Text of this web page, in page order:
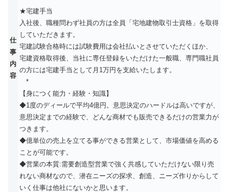
仕
事
内
容
★宅建手当
入社後、職種問わず社員の方は全員「宅地建物取引士資格」を取得
していただきます。
宅建試験合格時には試験費用は会社払いとさせていただくほか、
宅建資格取得後、当社に専任登録をいただけた一般職、専門職社員
の方には宅建手当として月1万円を支給いたします。
*
【身につく能力・経験・知識】
◆1度のディールで平均4億円。意思決定のハードルは高いですが、
意思決定までの経験で、どんな商材でも販売できるだけの営業力が
つきます。
◆億単位の売上を立てる事ができる営業として、市場価値を高める
ことが可能です。
◆営業の本質:需要創造型営業で強く共感していただけない限り売
れない商材なので、潜在ニーズの探求、創造、ニーズ作りからして
いく仕事は他社にないかと思います。